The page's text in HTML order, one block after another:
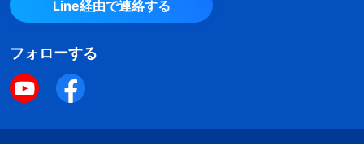
Line経由で連絡する
フォローする